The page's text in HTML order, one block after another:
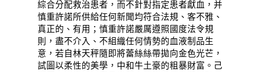
綜合分配救治患者，而不針對指定患者獻血，并
慎重許諾所供給任何新聞均符合法規、客不雅、
真正的、有用；慎重許諾嚴厲遵照國度法令規
則，盡不介入、不組織任何情勢的血液制品生
意，若自林天秤隨即將蕾絲絲帶拋向金色光芒，
試圖以柔性的美學，中和牛土豪的粗暴財富。己